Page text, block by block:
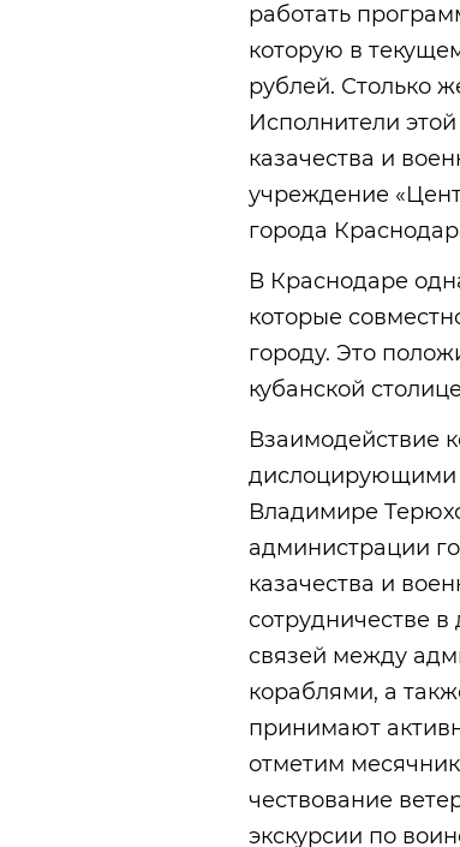
работать
которую в
рублей. Столько
Исполнители
казачества и
учреждение
города
В Краснодаре
которые
городу. Это
кубанской
Взаимодействие
дислоцирующими
Владимире
администрации
казачества и
сотрудничестве
связей между
кораблями, а
принимают
отметим
чествование
экскурсии по